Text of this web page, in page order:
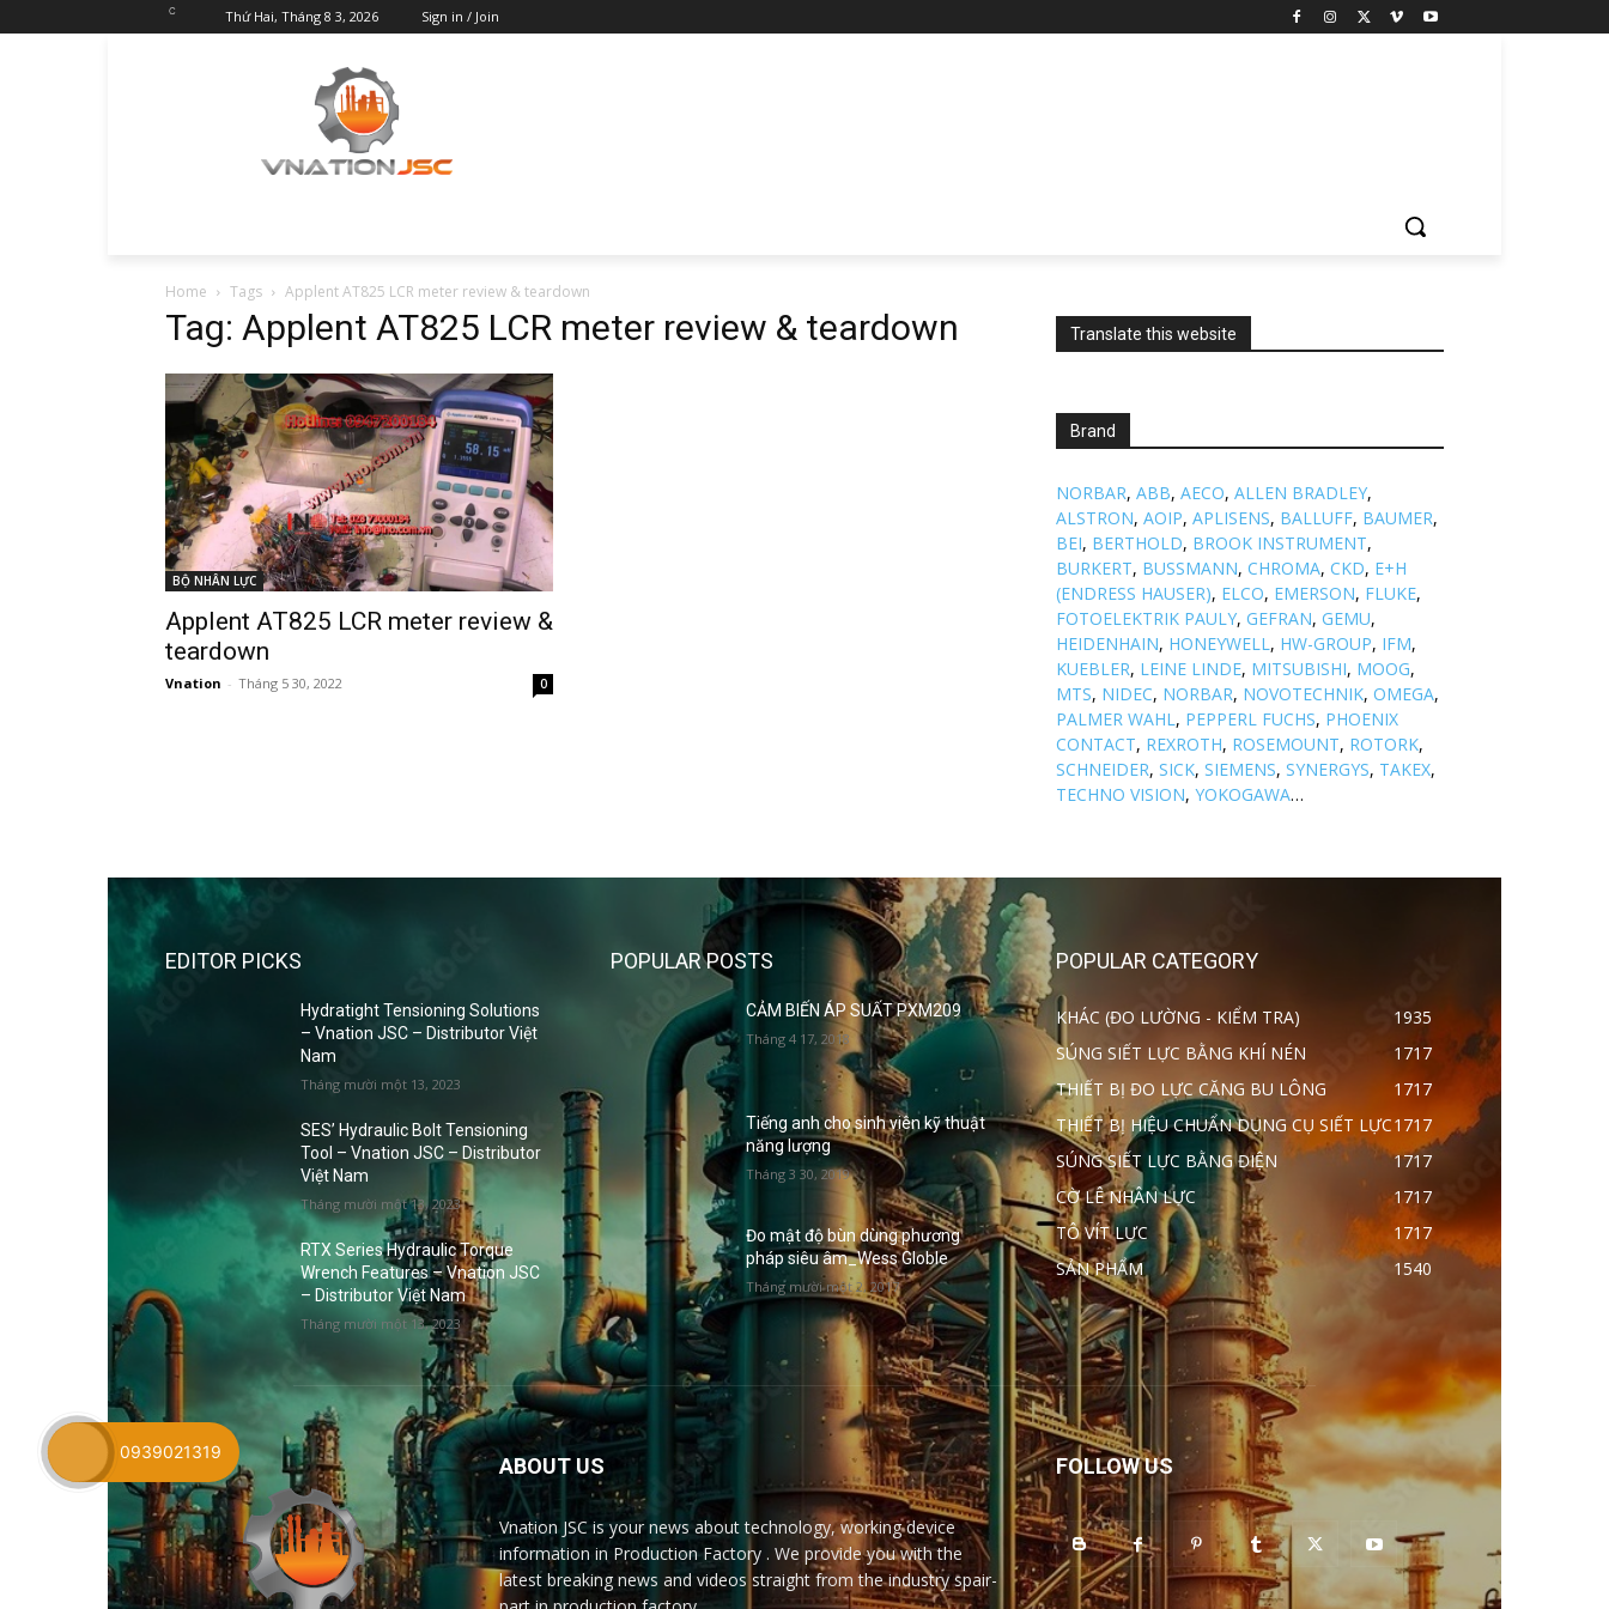
C Thứ Hai, Tháng 8 3, 2026 Sign in / Join
Home Tags Applent AT825 LCR meter review & teardown
Tag: Applent AT825 LCR meter review & teardown
BỘ NHÂN LỰC
Applent AT825 LCR meter review &
teardown
Vnation - Tháng 5 30, 2022 0
Translate this website
Brand
NORBAR, ABB, AECO, ALLEN BRADLEY,
ALSTRON, AOIP, APLISENS, BALLUFF, BAUMER,
BEI, BERTHOLD, BROOK INSTRUMENT,
BURKERT, BUSSMANN, CHROMA, CKD, E+H
(ENDRESS HAUSER), ELCO, EMERSON, FLUKE,
FOTOELEKTRIK PAULY, GEFRAN, GEMU,
HEIDENHAIN, HONEYWELL, HW-GROUP, IFM,
KUEBLER, LEINE LINDE, MITSUBISHI, MOOG,
MTS, NIDEC, NORBAR, NOVOTECHNIK, OMEGA,
PALMER WAHL, PEPPERL FUCHS, PHOENIX
CONTACT, REXROTH, ROSEMOUNT, ROTORK,
SCHNEIDER, SICK, SIEMENS, SYNERGYS, TAKEX,
TECHNO VISION, YOKOGAWA…
EDITOR PICKS
Hydratight Tensioning Solutions
– Vnation JSC – Distributor Việt
Nam
Tháng mười một 13, 2023
SES’ Hydraulic Bolt Tensioning
Tool – Vnation JSC – Distributor
Việt Nam
Tháng mười một 13, 2023
RTX Series Hydraulic Torque
Wrench Features – Vnation JSC
– Distributor Việt Nam
Tháng mười một 13, 2023
POPULAR POSTS
CẢM BIẾN ÁP SUẤT PXM209
Tháng 4 17, 2018
Tiếng anh cho sinh viên kỹ thuật
năng lượng
Tháng 3 30, 2019
Đo mật độ bùn dùng phương
pháp siêu âm_Wess Globle
Tháng mười một 2, 2017
POPULAR CATEGORY
KHÁC (ĐO LƯỜNG - KIỂM TRA)
1935
SÚNG SIẾT LỰC BẰNG KHÍ NÉN
1717
THIẾT BỊ ĐO LỰC CĂNG BU LÔNG
1717
THIẾT BỊ HIỆU CHUẨN DỤNG CỤ SIẾT LỰC1717
SÚNG SIẾT LỰC BẰNG ĐIỆN
1717
CỜ LÊ NHÂN LỰC
1717
TÔ VÍT LỰC
1717
SẢN PHẨM
1540
ABOUT US
Vnation JSC is your news about technology, working device
information in Production Factory . We provide you with the
latest breaking news and videos straight from the industry spair-
FOLLOW US
0939021319